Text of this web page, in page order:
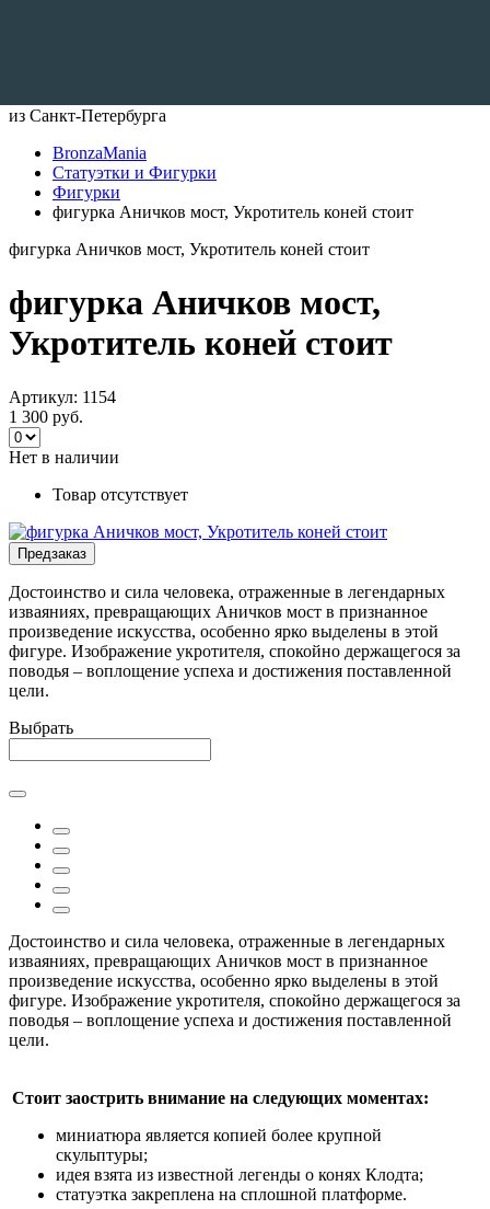
из Санкт-Петербурга
BronzaMania
Статуэтки и Фигурки
Фигурки
фигурка Аничков мост, Укротитель коней стоит
фигурка Аничков мост, Укротитель коней стоит
фигурка Аничков мост,
Укротитель коней стоит
Артикул: 1154
1 300 руб.
Нет в наличии
Товар отсутствует
Предзаказ
Достоинство и сила человека, отраженные в легендарных
изваяниях, превращающих Аничков мост в признанное
произведение искусства, особенно ярко выделены в этой
фигуре. Изображение укротителя, спокойно держащегося за
поводья – воплощение успеха и достижения поставленной
цели.
Выбрать
Достоинство и сила человека, отраженные в легендарных
изваяниях, превращающих Аничков мост в признанное
произведение искусства, особенно ярко выделены в этой
фигуре. Изображение укротителя, спокойно держащегося за
поводья – воплощение успеха и достижения поставленной
цели.
Стоит заострить внимание на следующих моментах:
миниатюра является копией более крупной
скульптуры;
идея взята из известной легенды о конях Клодта;
статуэтка закреплена на сплошной платформе.